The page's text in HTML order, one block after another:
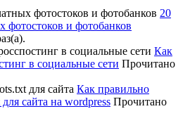
20
фотостоков и фотобанков
Как
в социальные сети Прочитано
Как правильно
сайта на wordpress Прочитано